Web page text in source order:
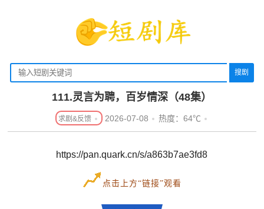
搜剧
111.灵言为聘，百岁情深（48集）
2026-07-08 热度：64℃
https://pan.quark.cn/s/a863b7ae3fd8
点击上方“链接”观看